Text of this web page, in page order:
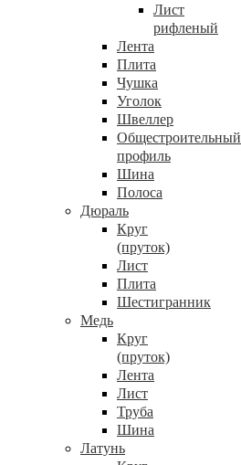
Лист
рифленый
Лента
Плита
Чушка
Уголок
Швеллер
Общестроительный
профиль
Шина
Полоса
Дюраль
Круг
(пруток)
Лист
Плита
Шестигранник
Медь
Круг
(пруток)
Лента
Лист
Труба
Шина
Латунь